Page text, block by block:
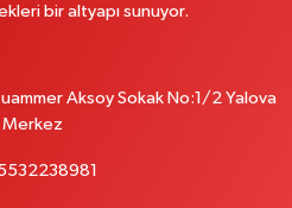
bir altyapı sunuyor.
Aksoy Sokak No:1/2 Yalova